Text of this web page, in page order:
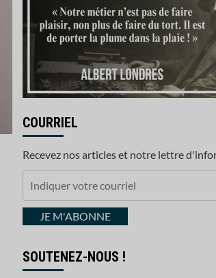
COURRIEL
Recevez nos articles et notre lettre
courrielJE M'ABONNE
SOUTENEZ-NOUS !